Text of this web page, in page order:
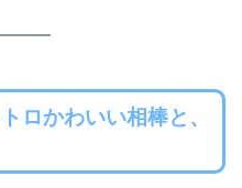
ロかわいい相棒と、